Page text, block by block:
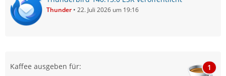
Thunder 22. Juli 2026 um 19:16
Kaffee ausgeben für: 1